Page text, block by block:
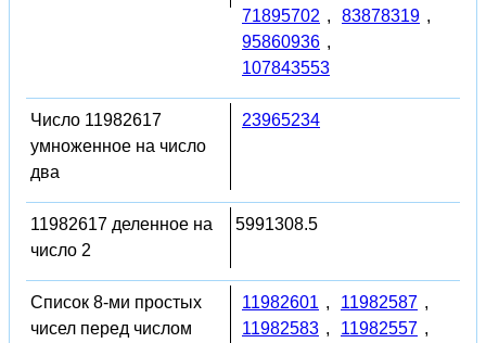
71895702 , 83878319 ,
95860936 ,
107843553
Число 11982617
умноженное на число
два
23965234
11982617 деленное на
число 2
5991308.5
Список 8-ми простых
чисел перед числом
11982601 , 11982587 ,
11982583 , 11982557 ,